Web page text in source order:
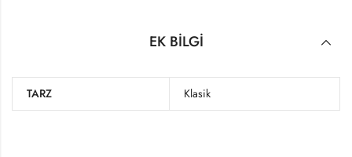
EK BILGI
TARZ Klasik